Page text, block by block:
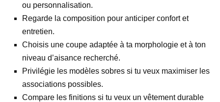
ou personnalisation.
Regarde la composition pour anticiper confort et
entretien.
Choisis une coupe adaptée à ta morphologie et à ton
niveau d’aisance recherché.
Privilégie les modèles sobres si tu veux maximiser les
associations possibles.
Compare les finitions si tu veux un vêtement durable